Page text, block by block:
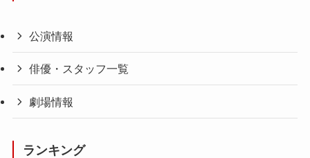
公演情報
俳優・スタッフ一覧
劇場情報
ランキング